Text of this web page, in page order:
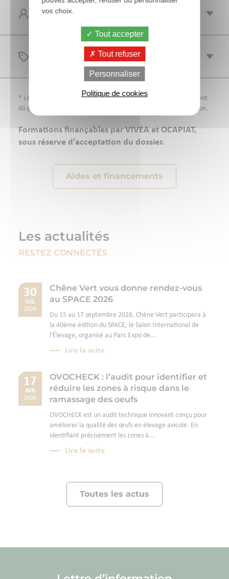
PUBLIC
* Les frais d’inscription sont à la charge des participants et restent
dû pour toute annulation dans les 10 jours précédant la formation.
Formations finançables par VIVEA et OCAPIAT,
sous réserve d’acceptation du dossier.
Aides et financements
Les actualités
RESTEZ CONNECTÉS
30
JUIL
2026
Chêne Vert vous donne rendez-vous
au SPACE 2026
Du 15 au 17 septembre 2026, Chêne Vert participera à
la 40ème édition du SPACE, le Salon International de
l'Élevage, organisé au Parc Expo de...
Lire la suite
17
AVR
2026
OVOCHECK : l’audit pour identifier et
réduire les zones à risque dans le
ramassage des oeufs
OVOCHECK est un audit technique innovant conçu pour
améliorer la qualité des œufs en élevage avicole. En
identifiant précisément les zones à...
Lire la suite
Toutes les actus
vos choix.
Tout accepter
Tout refuser
Personnaliser
Politique de cookies